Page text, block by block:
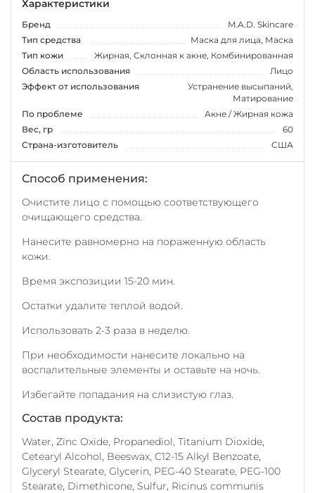
Характеристики
Бренд
M.A.D. Skincare
Тип средства
Маска для лица, Маска
Тип кожи
Жирная, Склонная к акне, Комбинированная
Область использования
Лицо
Эффект от использования
Устранение высыпаний,
Матирование
По проблеме
Акне / Жирная кожа
Вес, гр
60
Страна-изготовитель
США
Способ применения:
Очистите лицо с помощью соответствующего
очищающего средства.
Нанесите равномерно на пораженную область
кожи.
Время экспозиции 15-20 мин.
Остатки удалите теплой водой.
Использовать 2-3 раза в неделю.
При необходимости нанесите локально на
воспалительные элементы и оставьте на ночь.
Избегайте попадания на слизистую глаз.
Состав продукта:
Water, Zinc Oxide, Propanediol, Titanium Dioxide,
Cetearyl Alcohol, Beeswax, C12-15 Alkyl Benzoate,
Glyceryl Stearate, Glycerin, PEG-40 Stearate, PEG-100
Stearate, Dimethicone, Sulfur, Ricinus communis